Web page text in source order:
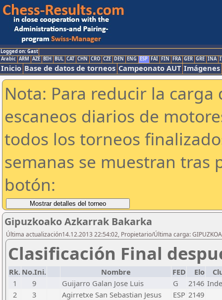
Logged on: Gast
Arabic ARM AZE BIH BUL CAT CHN CRO CZE DEN ENG ESP FAI FIN FRA GER GRE INA
Inicio Base de datos de torneos Campeonato AUT Imágenes
Nota: Para reducir la
escaneos diarios de
todos los torneos
semanas se muestran tras
botón:
Gipuzkoako Azkarrak Bakarka
Última actualización14.12.2013 22:54:02, Propietario/Última carga:
Clasificación Final
Rk. No.Ini. Nombre FED Elo
1
9 Guijarro Galan Jose Luis G 2146
2
3 Agirretxe San Sebastian Jesus ESP 2149